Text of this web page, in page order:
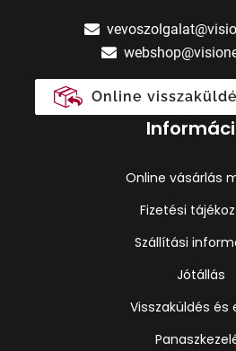
Online
Online vásárlás
Fizetési
Szállítási
Jótállás
Visszaküldés és